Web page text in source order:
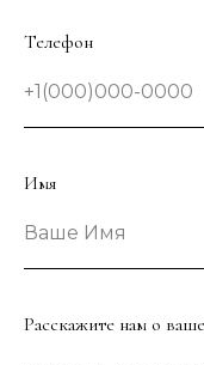
Телефон
+1(000)000-0000
Имя
Ваше Имя
Расскажите нам о